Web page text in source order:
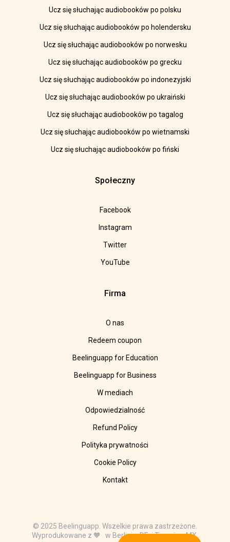
Ucz się słuchając audiobooków po polsku
Ucz się słuchając audiobooków po holendersku
Ucz się słuchając audiobooków po norwesku
Ucz się słuchając audiobooków po grecku
Ucz się słuchając audiobooków po indonezyjski
Ucz się słuchając audiobooków po ukraiński
Ucz się słuchając audiobooków po tagalog
Ucz się słuchając audiobooków po wietnamski
Ucz się słuchając audiobooków po fiński
Społeczny
Facebook
Instagram
Twitter
YouTube
Firma
O nas
Redeem coupon
Beelinguapp for Education
Beelinguapp for Business
W mediach
Odpowiedzialność
Refund Policy
Polityka prywatności
Cookie Policy
Kontakt
© 2025 Beelinguapp. Wszelkie prawa zastrzeżone.
Wyprodukowane z 🧡 w Berlinie, DE, i Tampico, MX.